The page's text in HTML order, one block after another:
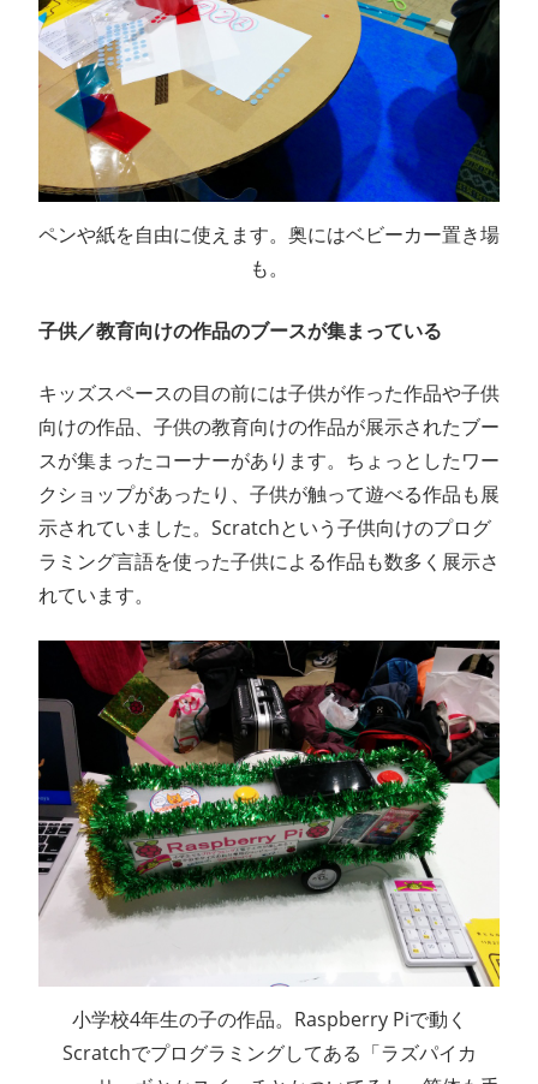
ペンや紙を自由に使えます。奥にはベビーカー置き場
も。
子供／教育向けの作品のブースが集まっている
キッズスペースの目の前には子供が作った作品や子供
向けの作品、子供の教育向けの作品が展示されたブー
スが集まったコーナーがあります。ちょっとしたワー
クショップがあったり、子供が触って遊べる作品も展
示されていました。Scratchという子供向けのプログ
ラミング言語を使った子供による作品も数多く展示さ
れています。
小学校4年生の子の作品。Raspberry Piで動く
Scratchでプログラミングしてある「ラズパイカ